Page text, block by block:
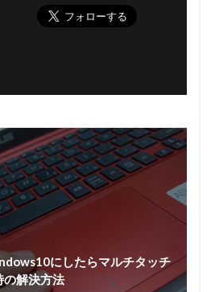
にしたらマルチタッチ
の解決方法